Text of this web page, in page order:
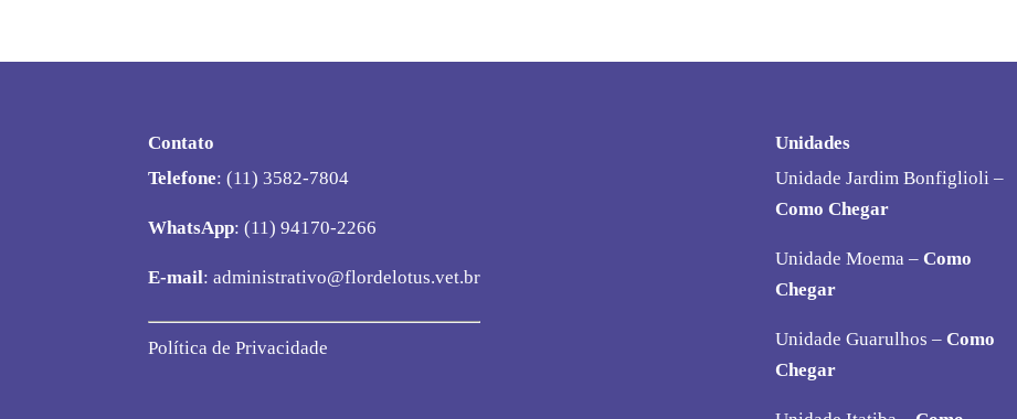
Contato
Telefone: (11) 3582-7804
WhatsApp: (11) 94170-2266
E-mail: administrativo@flordelotus.vet.br
Política de Privacidade
Unidades
Unidade Jardim Bonfiglioli –
Como Chegar
Unidade Moema – Como
Chegar
Unidade Guarulhos – Como
Chegar